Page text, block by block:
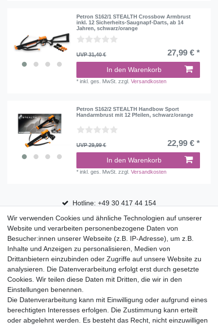
Petron S162/1 STEALTH Crossbow Armbrust
inkl. 12 Sicherheits-Saugnapf-Darts, ab 14
Jahren, schwarz/orange
UVP 31,40 € 27,99 € *
In den Warenkorb
*inkl. ges. MwSt. zzgl.Versandkosten
Petron S162/2 STEALTH Handbow Sport
Handarmbrust mit 12 Pfeilen, schwarz/orange
UVP 29,99 € 22,99 € *
In den Warenkorb
*inkl. ges. MwSt. zzgl.Versandkosten
Hotline: +49 30 417 44 154
30 Tage Rückgaberecht
Versandfrei ab 75 € in Deutschland
Top Marken
Eduplay
Folia Bringmann
Shop
Mein Konto
Wir verwenden Cookies und ähnliche Technologien auf unserer
Website und verarbeiten personenbezogene Daten von
Besucher:innen unserer Webseite (z.B. IP-Adresse), um z.B.
Inhalte und Anzeigen zu personalisieren, Medien von
Drittanbietern einzubinden oder Zugriffe auf unsere Website zu
analysieren. Die Datenverarbeitung erfolgt erst durch gesetzte
Cookies. Wir teilen diese Daten mit Dritten, die wir in den
Einstellungen benennen.
Die Datenverarbeitung kann mit Einwilligung oder aufgrund eines
berechtigten Interesses erfolgen. Die Zustimmung kann erteilt
oder abgelehnt werden. Es besteht das Recht, nicht einzuwilligen